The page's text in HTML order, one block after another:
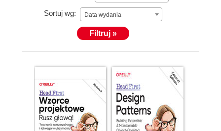
Sortuj wg: Data wydania
Filtruj »